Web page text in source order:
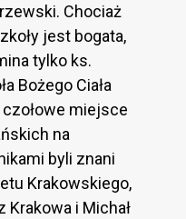
Chociaż
jest bogata,
tylko ks.
Bożego Ciała
czołowe miejsce
na
byli znani
Krakowskiego,
Krakowa i Michał